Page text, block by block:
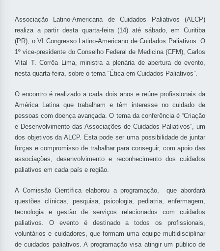
Associação Latino-Americana de Cuidados Paliativos (ALCP)
realiza a partir desta quarta-feira (14) até sábado, em Curitiba
(PR), o VI Congresso Latino-Americano de Cuidados Paliativos. O
1º vice-presidente do Conselho Federal de Medicina (CFM), Carlos
Vital T. Corrêa Lima, ministra a plenária de abertura do evento,
nesta quarta-feira, sobre o tema “Ética em Cuidados Paliativos”.
O encontro é realizado a cada dois anos e reúne profissionais da
América Latina que trabalham e têm interesse no cuidado de
pessoas com doença avançada. O tema da conferência é “Criação
e Desenvolvimento das Associações de Cuidados Paliativos”, um
dos objetivos da ALCP. Esta pode ser uma possibilidade de juntar
forças e compromisso de trabalhar para conseguir, com apoio das
associações, desenvolvimento e reconhecimento dos cuidados
paliativos em cada país e região.
A Comissão Científica elaborou a programação, que abordará
questões clínicas, pesquisa, psicologia, pediatria, enfermagem,
tecnologia e gestão de serviços relacionados com cuidados
paliativos. O evento é destinado a todos os profissionais,
voluntários e cuidadores, que formam uma equipe multidisciplinar
de cuidados paliativos. A programação visa atingir um público de